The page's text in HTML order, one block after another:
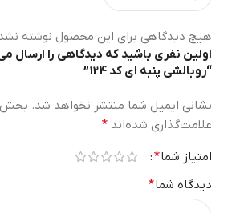
هیچ دیدگاهی برای این محصول نوشته
اولین نفری باشید که دیدگاهی را ارسال
“روبالشی پنبه ای کد 124”
نشانی ایمیل شما منتشر نخواهد شد.
علامت‌گذاری شده‌اند *
امتیاز شما*
دیدگاه شما*